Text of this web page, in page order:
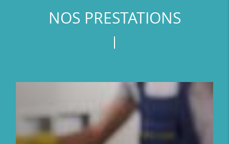
NOS PRESTATIONS